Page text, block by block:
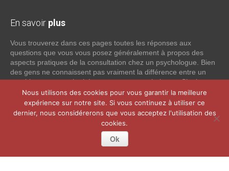
En savoir plus
Vous trouverez dans ces pages toutes les réponses aux
questions que vous vous posez généralement à propos des
aspects pratiques de la consultation chez un psychologue. Bien
des gens ne connaissent pas vraiment la différence entre un
psychiatre, un psychothérapeute et un psychologue. Si tel est
votre cas, voici quelques définitions qui devraient clarifier les
choses, n’hésitez pas à nous contacter:
Lire la suite
Nous utilisons des cookies pour vous garantir la meilleure
expérience sur notre site. Si vous continuez à utiliser ce
dernier, nous considérerons que vous acceptez l'utilisation des
cookies.
Ok